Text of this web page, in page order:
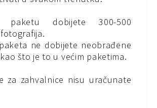
dobijete 300-500
ne dobijete neobrađene
što je to u većim paketima.
za zahvalnice nisu uračunate